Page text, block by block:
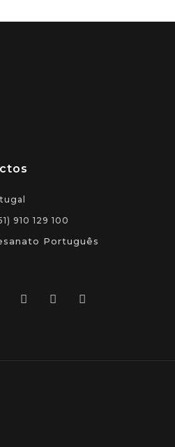
910 129 100
Português